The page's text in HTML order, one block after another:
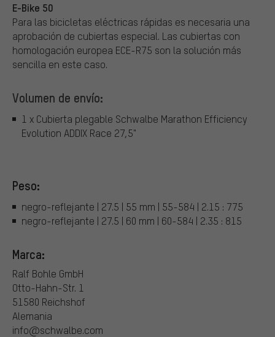
E-Bike 50
Para las bicicletas eléctricas rápidas es necesaria una
aprobación de cubiertas especial. Las cubiertas con
homologación europea ECE-R75 son la solución más
sencilla en este caso.
Volumen de envío:
1 x Cubierta plegable Schwalbe Marathon Efficiency
Evolution ADDIX Race 27,5"
Peso:
negro-reflejante | 27.5 | 55 mm | 55-584 | 2.15 : 775
negro-reflejante | 27.5 | 60 mm | 60-584 | 2.35 : 815
Marca:
Ralf Bohle GmbH
Otto-Hahn-Str. 1
51580 Reichshof
Alemania
info@schwalbe.com